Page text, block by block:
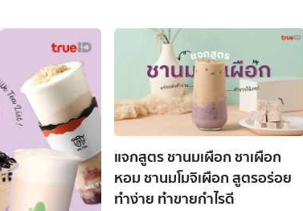
แจกสูตร ชานมเผือก ชาเผือก
หอม ชานมโมจิเผือก สูตรอร่อย
ทำง่าย ทำขายกำไรดี